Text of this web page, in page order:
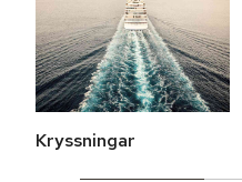
Kryssningar